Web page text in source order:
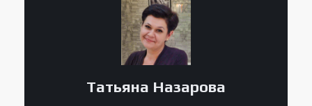
Татьяна Назарова